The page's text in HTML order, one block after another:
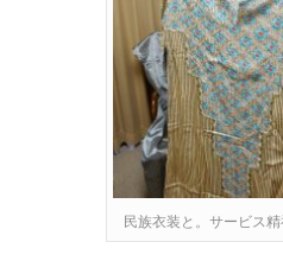
民族衣装と。サービス